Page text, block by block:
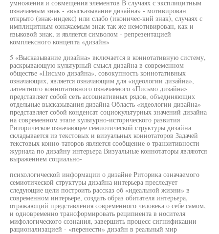
умножения и совмещения элементов В случаях с эксплицитным
означаемым знак - «высказывание дизайна» - мотивирован
открыто (знак-индекс) или слабо (иконичес-кий знак), случаях с
имплицитным означаемым знак так же немотивирован, как и
языковой знак, и является символом - репрезентацией
комплексного концепта «дизайн»
5 «Высказывание дизайна» включается в коннотативную систему,
раскрывающую культурный смысл дизайна в современном
обществе «Письмо дизайна», совокупность коннотативных
означающих, является означающим для «идеологии дизайна»,
латентного коннотативного означаемого «Письмо дизайна»
представляет собой сеть ассоциативных рядов, объединяющих
отдельные высказывания дизайна Область «идеологии дизайна»
представляет собой конденсат социокультурных значений дизайна
на современном этапе культурно-исторического развития
Риторическое означающее семиотической структуры дизайна
складывается из текстовых и визуальных коннотаторов Задачей
текстовых конно-таторов является сообщение о транзитивности
журнала по дизайну интерьера Визуальные коннотаторы являются
выражением социально-
психологической информации о дизайне Риторика означаемого
семиотической структуры дизайна интерьера преследует
следующие цели построить рассказ об «идеальной жизни» в
современном интерьере, создать образ обитателя интерьера,
отражающий представления современного человека о себе самом,
и одновременно трансформировать реципиента в носителя
мифологического сознания, завершить процесс сигнификации
рационализацией - «перенести» дизайн в реальный мир